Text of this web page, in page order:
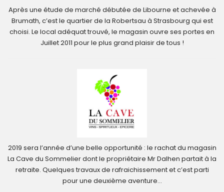
Après une étude de marché débutée de Libourne et achevée à
Brumath, c’est le quartier de la Robertsau à Strasbourg qui est
choisi. Le local adéquat trouvé, le magasin ouvre ses portes en
Juillet 2011 pour le plus grand plaisir de tous !
2019 sera l’année d’une belle opportunité : le rachat du magasin
La Cave du Sommelier dont le propriétaire Mr Dalhen partait à la
retraite. Quelques travaux de rafraichissement et c’est parti
pour une deuxième aventure…